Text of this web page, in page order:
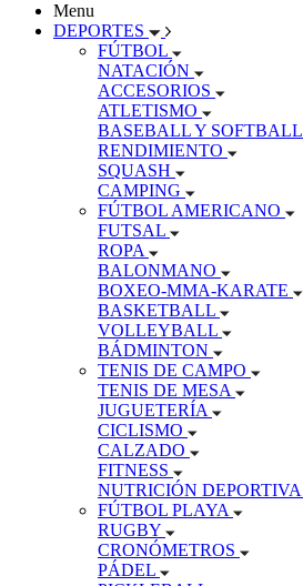
Menu
DEPORTES
FÚTBOL
NATACIÓN
ACCESORIOS
ATLETISMO
BASEBALL Y SOFTBALL
RENDIMIENTO
SQUASH
CAMPING
FÚTBOL AMERICANO
FUTSAL
ROPA
BALONMANO
BOXEO-MMA-KARATE
BASKETBALL
VOLLEYBALL
BÁDMINTON
TENIS DE CAMPO
TENIS DE MESA
JUGUETERÍA
CICLISMO
CALZADO
FITNESS
NUTRICIÓN DEPORTIVA
FÚTBOL PLAYA
RUGBY
CRONÓMETROS
PÁDEL